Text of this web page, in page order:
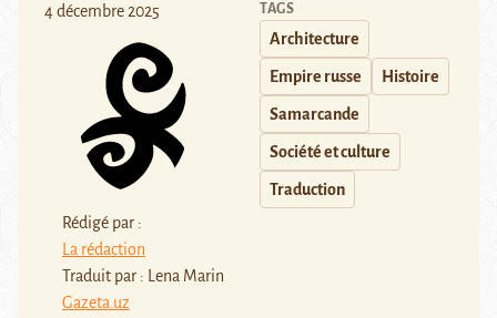
4 décembre 2025
Rédigé par :
La rédaction
Traduit par : Lena Marin
Gazeta.uz
TAGS
Architecture
Empire russe Histoire
Samarcande
Société et culture
Traduction